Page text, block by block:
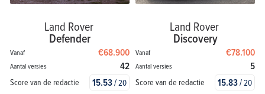
Land Rover
Defender
Vanaf €68.900
Aantal versies 42
Score van de redactie 15.53/20
Land Rover
Discovery
Vanaf €78.100
Aantal versies 5
Score van de redactie 15.83/20